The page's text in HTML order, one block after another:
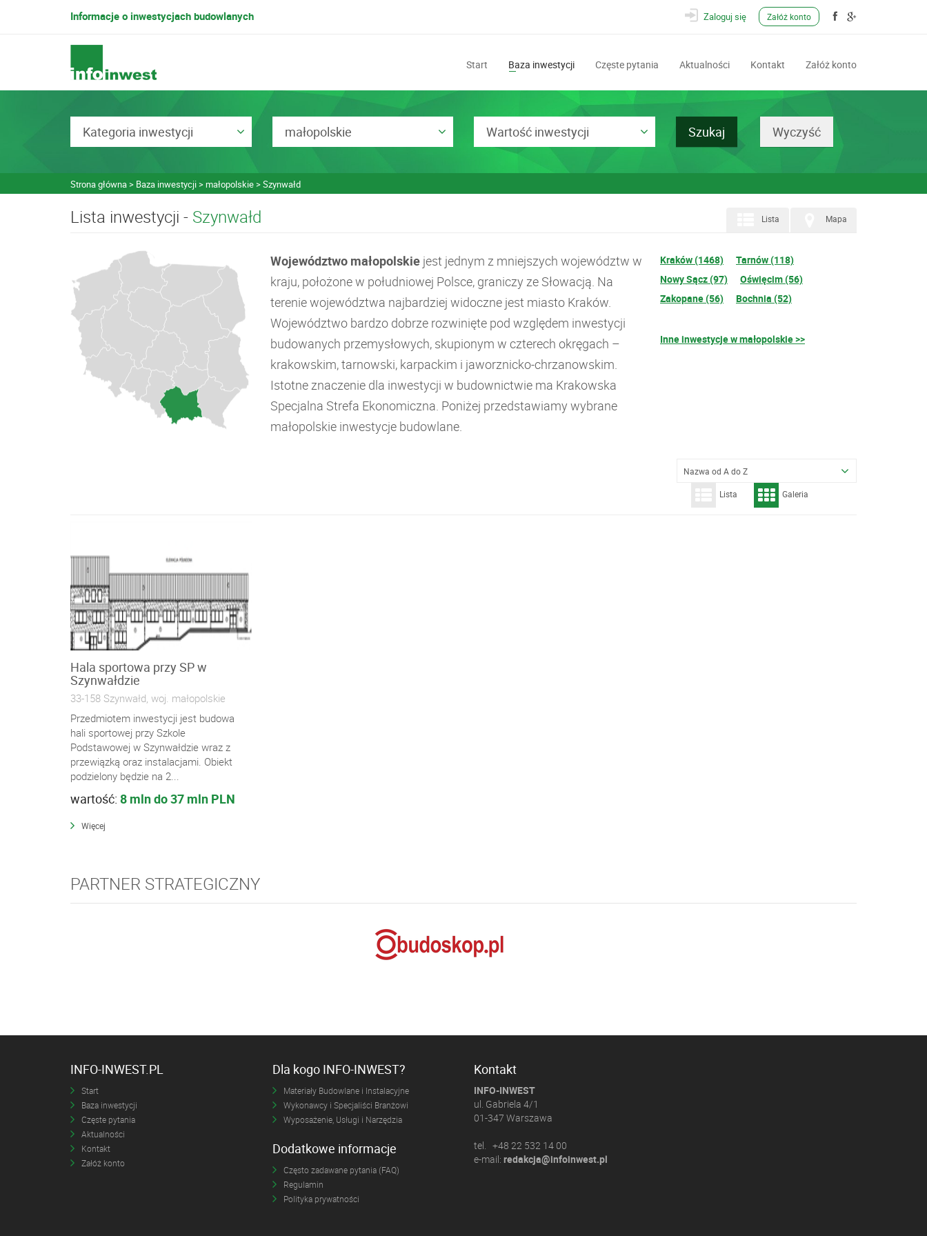
Informacje o inwestycjach budowlanych Zaloguj się Załóż konto
Start Baza inwestycji Częste pytania Aktualności Kontakt Załóż konto
Kategoria inwestycji małopolskie Wartość inwestycji
Strona główna Baza inwestycji małopolskie Szynwałd
Lista inwestycji - Szynwałd Mapa
Lista
Województwo małopolskie jest jednym z mniejszych województw w
kraju, położone w południowej Polsce, graniczy ze Słowacją. Na
terenie województwa najbardziej widoczne jest miasto Kraków.
Województwo bardzo dobrze rozwinięte pod względem inwestycji
budowanych przemysłowych, skupionym w czterech okręgach –
krakowskim, tarnowski, karpackim i jaworznicko-chrzanowskim.
Istotne znaczenie dla inwestycji w budownictwie ma Krakowska
Specjalna Strefa Ekonomiczna. Poniżej przedstawiamy wybrane
małopolskie inwestycje budowlane.
Kraków (1468)
Tarnów (118)
Nowy Sącz (97)
Oświęcim (56)
Zakopane (56)
Bochnia (52)
Inne inwestycje w małopolskie >>
Nazwa od A do Z
Lista Galeria
Hala sportowa przy SP w
Szynwałdzie
33-158 Szynwałd, woj. małopolskie
Przedmiotem inwestycji jest budowa
hali sportowej przy Szkole
Podstawowej w Szynwałdzie wraz z
przewiązką oraz instalacjami. Obiekt
podzielony będzie na 2...
wartość: 8 mln do 37 mln PLN
Więcej
PARTNER STRATEGICZNY
INFO-INWEST.PL
Start
Baza inwestycji
Częste pytania
Aktualności
Kontakt
Załóż konto
Dla kogo INFO-INWEST?
Materiały Budowlane i Instalacyjne
Wykonawcy i Specjaliści Branżowi
Wyposażenie, Usługi i Narzędzia
Dodatkowe informacje
Często zadawane pytania (FAQ)
Regulamin
Polityka prywatności
Kontakt
INFO-INWEST
ul. Gabriela 4/1
01-347 Warszawa
tel. +48 22 532 14 00
e-mail: redakcja@infoinwest.pl